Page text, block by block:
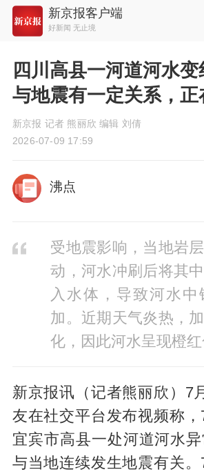
新京报客户端
好新闻 无止境
四川高县一河道河水变
与地震有一定关系，
新京报 记者 熊丽欣 编辑 刘倩
2026-07-09 17:59
沸点
受地震影响，当地岩
动，河水冲刷后将其
入水体，导致河水中
加。近期天气炎热，
化，因此河水呈现橙红
新京报讯（记者熊丽欣）7
友在社交平台发布视频称，
宜宾市高县一处河道河水
与当地连续发生地震有关